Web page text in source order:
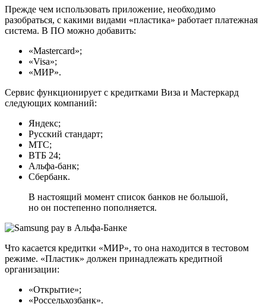
Прежде чем использовать приложение, необходимо
разобраться, с какими видами «пластика» работает платежная
система. В ПО можно добавить:
«Mastercard»;
«Visa»;
«МИР».
Сервис функционирует с кредитками Виза и Мастеркард
следующих компаний:
Яндекс;
Русский стандарт;
МТС;
ВТБ 24;
Альфа-банк;
Сбербанк.
В настоящий момент список банков не большой,
но он постепенно пополняется.
Что касается кредитки «МИР», то она находится в тестовом
режиме. «Пластик» должен принадлежать кредитной
организации:
«Открытие»;
«Россельхозбанк».